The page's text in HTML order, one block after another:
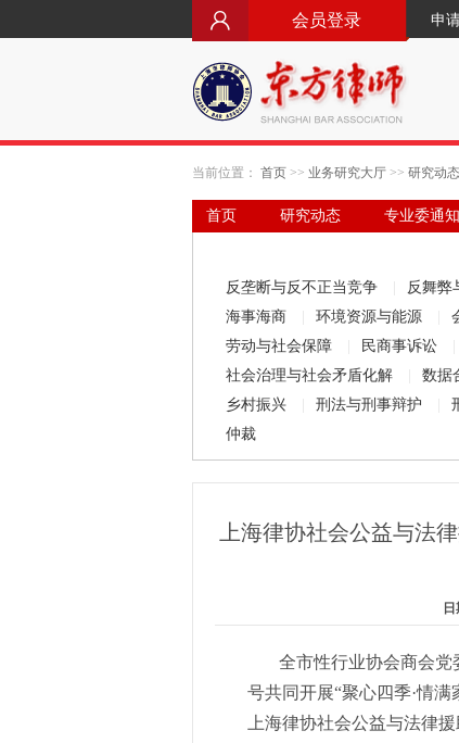
会员登录 申
当前位置： 首页 >> 业务研究大厅 >> 研究动态
首页 研究动态 专业委通知
反垄断与反不正当竞争
反舞弊
海事海商
环境资源与能源
劳动与社会保障
民商事诉讼
社会治理与社会矛盾化解
数据
乡村振兴
刑法与刑事辩护
仲裁
上海律协社会公益与法
日
全市性行业协会商会党
号共同开展“聚心四季·情
上海律协社会公益与法律